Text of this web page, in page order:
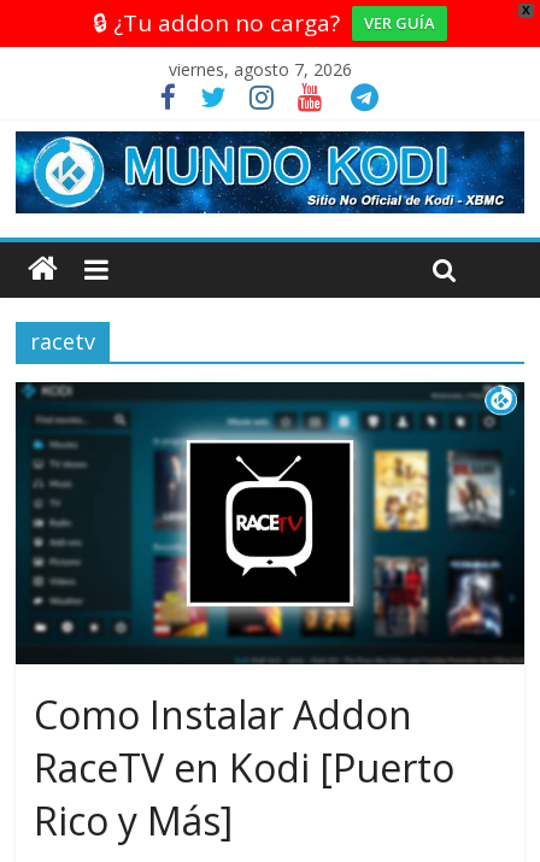
X
🔒 ¿Tu addon no carga? VER GUÍA
viernes, agosto 7, 2026
racetv
Como Instalar Addon
RaceTV en Kodi [Puerto
Rico y Más]